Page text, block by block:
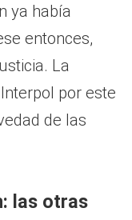
ya había
entonces,
La
por este
de las
las otras